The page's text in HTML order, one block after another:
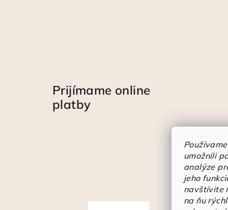
umožnili
analýze
jeho
navštívite
na ňu
Prijímame online
platby